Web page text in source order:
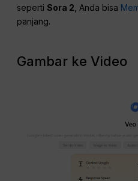
sepertiSora 2 , Anda bisa
panjang.
Gambar ke Video